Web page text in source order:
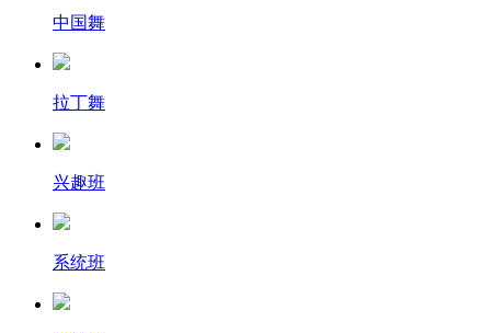
中国舞
拉丁舞
兴趣班
系统班